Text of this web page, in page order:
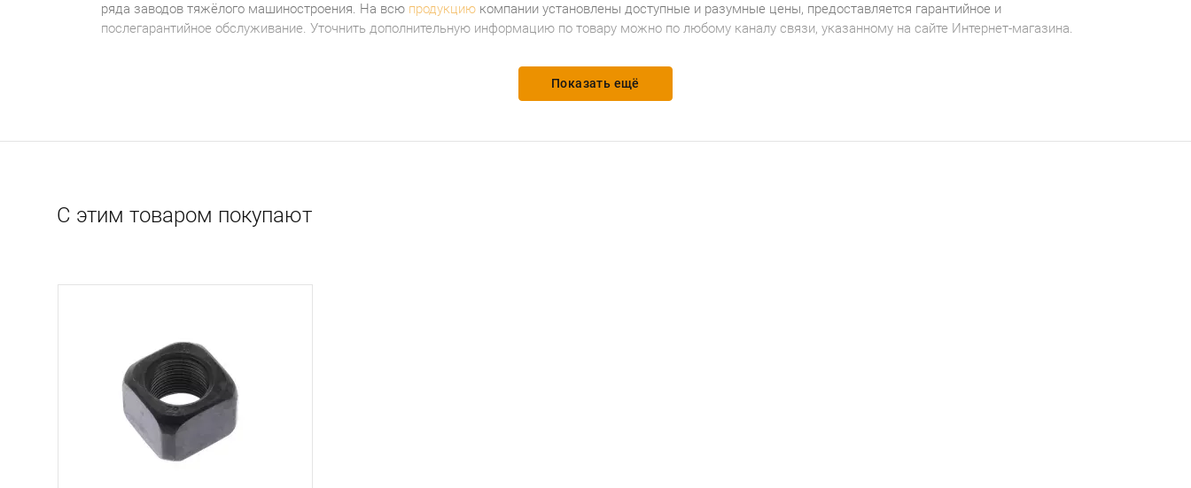
ряда заводов тяжёлого машиностроения. На всю продукцию компании установлены доступные и разумные цены, предоставляется гарантийное и
послегарантийное обслуживание. Уточнить дополнительную информацию по товару можно по любому каналу связи, указанному на сайте Интернет-магазина.
Показать ещё
С этим товаром покупают